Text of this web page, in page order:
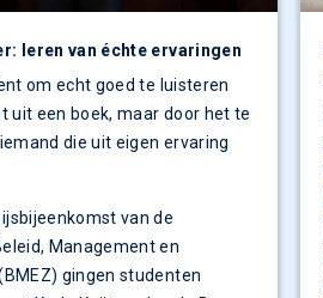
leren van échte ervaringen
om echt goed te luisteren
uit een boek, maar door het te
die uit eigen ervaring
van de
Management en
gingen studenten